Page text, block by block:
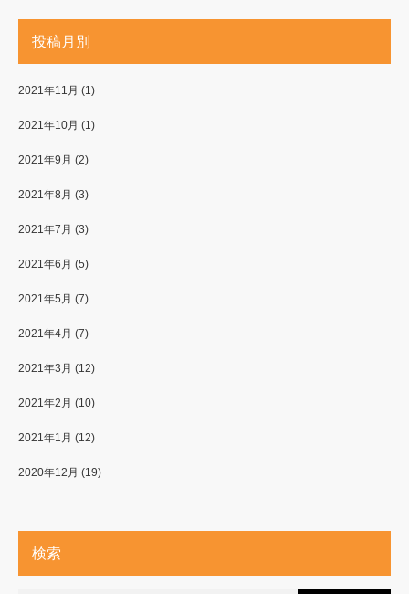
投稿月別
2021年11月 (1)
2021年10月 (1)
2021年9月 (2)
2021年8月 (3)
2021年7月 (3)
2021年6月 (5)
2021年5月 (7)
2021年4月 (7)
2021年3月 (12)
2021年2月 (10)
2021年1月 (12)
2020年12月 (19)
検索